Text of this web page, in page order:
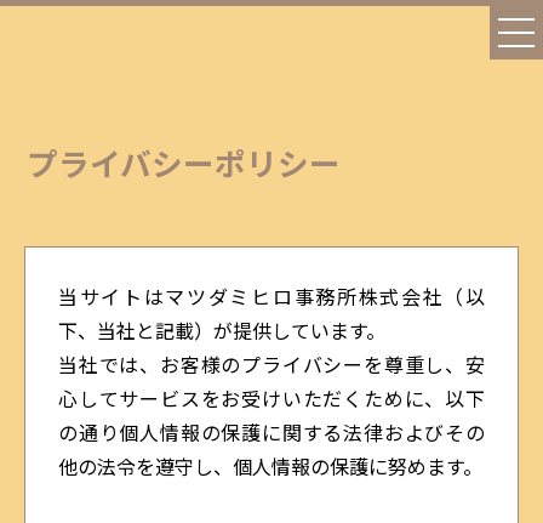
プライバシーポリシー
当サイトはマツダミヒロ事務所株式会社（以
下、当社と記載）が提供しています。
当社では、お客様のプライバシーを尊重し、安
心してサービスをお受けいただくために、以下
の通り個人情報の保護に関する法律およびその
他の法令を遵守し、個人情報の保護に努めます。